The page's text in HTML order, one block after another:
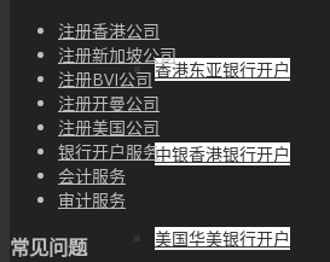
香港东亚银行开户
中银香港银行开户
美国华美银行开户
注册香港公司
注册新加坡公司
注册BVI公司
注册开曼公司
注册美国公司
银行开户服务
会计服务
审计服务
常见问题